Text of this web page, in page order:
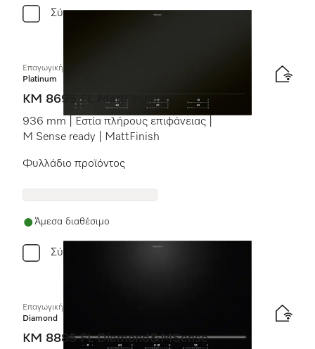
Σύγκριση
Επαγωγική εστία με χειριστήρια επί της συσκευής
Platinum
KM 8695 FL MattFinish
936 mm | Εστία πλήρους επιφάνειας |
M Sense ready | MattFinish
Φυλλάδιο προϊόντος
Άμεσα διαθέσιμο
Σύγκριση
Επαγωγική εστία με χειριστήρια επί της συσκευής
Diamond
KM 8885 FL Diamond&MSense